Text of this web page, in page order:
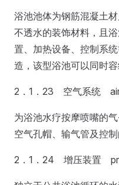
浴池池体为钢筋混凝土
不透水的装饰材料，且
置、加热设备、控制系
造，该型浴池可以同时
2．1．23 空气系统
为浴池水疗按摩喷嘴的
空气孔帽、输气管及控制
2．1．24 增压装置